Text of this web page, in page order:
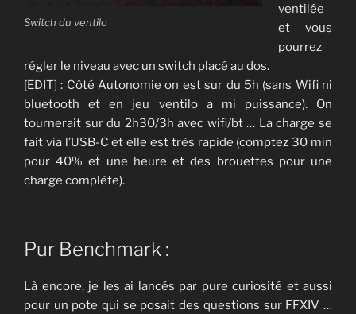
Switch du ventilo
ventilée
et vous
pourrez
régler le niveau avec un switch placé au dos.
[EDIT] : Côté Autonomie on est sur du 5h (sans Wifi ni
bluetooth et en jeu ventilo a mi puissance). On
tournerait sur du 2h30/3h avec wifi/bt … La charge se
fait via l’USB-C et elle est très rapide (comptez 30 min
pour 40% et une heure et des brouettes pour une
charge complète).
Pur Benchmark :
Là encore, je les ai lancés par pure curiosité et aussi
pour un pote qui se posait des questions sur FFXIV …